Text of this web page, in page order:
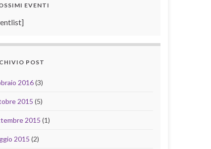
EVENTI
POST
2016(3)
2015 (5)
2015 (1)
2015 (2)